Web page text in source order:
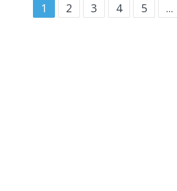
1 2 3 4 5 ...